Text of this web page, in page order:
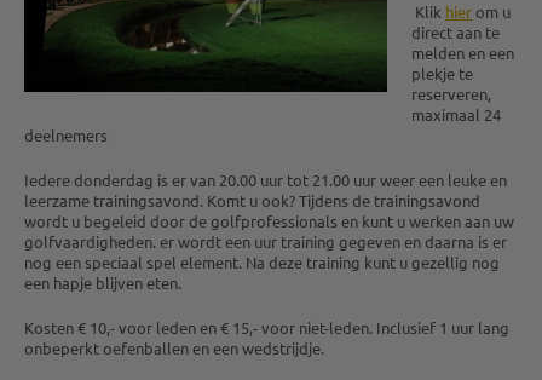
Klik hierom u
direct aan te
melden en een
plekje te
reserveren,
maximaal 24
deelnemers
Iedere donderdag is er van 20.00 uur tot 21.00 uur weer een leuke en
leerzame trainingsavond. Komt u ook? Tijdens de trainingsavond
wordt u begeleid door de golfprofessionals en kunt u werken aan uw
golfvaardigheden. er wordt een uur training gegeven en daarna is er
nog een speciaal spel element. Na deze training kunt u gezellig nog
een hapje blijven eten.
Kosten € 10,- voor leden en € 15,- voor niet-leden. Inclusief 1 uur lang
onbeperkt oefenballen en een wedstrijdje.